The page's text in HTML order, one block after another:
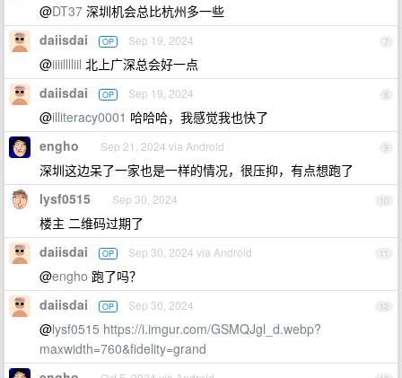
@DT37 深圳机会总比杭州多一些
7
daiisdai OP Sep 19, 2024
@iiiilllliil 北上广深总会好一点
8
daiisdai OP Sep 19, 2024
@illiteracy0001 哈哈哈，我感觉我也快了
9
engho Sep 21, 2024 via Android
深圳这边呆了一家也是一样的情况，很压抑，有点想跑了
10
lysf0515 Sep 30, 2024
楼主 二维码过期了
11
daiisdai OP Sep 30, 2024 via Android
@engho 跑了吗？
12
daiisdai OP Sep 30, 2024
@lysf0515 https://i.imgur.com/GSMQJgl_d.webp?
maxwidth=760&fidelity=grand